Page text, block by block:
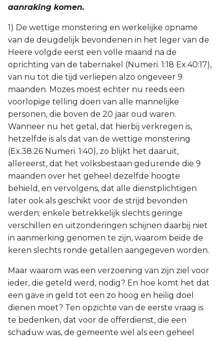
aanraking komen.
1) De wettige monstering en werkelijke opname
van de deugdelijk bevondenen in het leger van de
Heere volgde eerst een volle maand na de
oprichting van de tabernakel (Numeri. 1:18 Ex.40:17),
van nu tot die tijd verliepen alzo ongeveer 9
maanden. Mozes moest echter nu reeds een
voorlopige telling doen van alle mannelijke
personen, die boven de 20 jaar oud waren.
Wanneer nu het getal, dat hierbij verkregen is,
hetzelfde is als dat van de wettige monstering
(Ex.38:26 Numeri. 1:40), zo blijkt het daaruit,
allereerst, dat het volksbestaan gedurende die 9
maanden over het geheel dezelfde hoogte
behield, en vervolgens, dat alle dienstplichtigen
later ook als geschikt voor de strijd bevonden
werden; enkele betrekkelijk slechts geringe
verschillen en uitzonderingen schijnen daarbij niet
in aanmerking genomen te zijn, waarom beide de
keren slechts ronde getallen aangegeven worden.
Maar waarom was een verzoening van zijn ziel voor
ieder, die geteld werd, nodig? En hoe komt het dat
een gave in geld tot een zo hoog en heilig doel
dienen moet? Ten opzichte van de eerste vraag is
te bedenken, dat voor de offerdienst, die een
schaduw was, de gemeente wel als een geheel